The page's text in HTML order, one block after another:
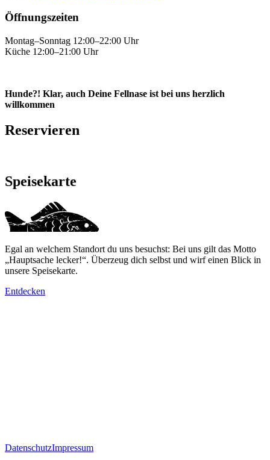
Öffnungszeiten
Montag–Sonntag 12:00–22:00 Uhr
Küche 12:00–21:00 Uhr
Hunde?! Klar, auch Deine Fellnase ist bei uns herzlich
willkommen
Reservieren
Speisekarte
Egal an welchem Standort du uns besuchst: Bei uns gilt das Motto
„Hauptsache lecker!“. Überzeug dich selbst und wirf einen Blick in
unsere Speisekarte.
Entdecken
DatenschutzImpressum